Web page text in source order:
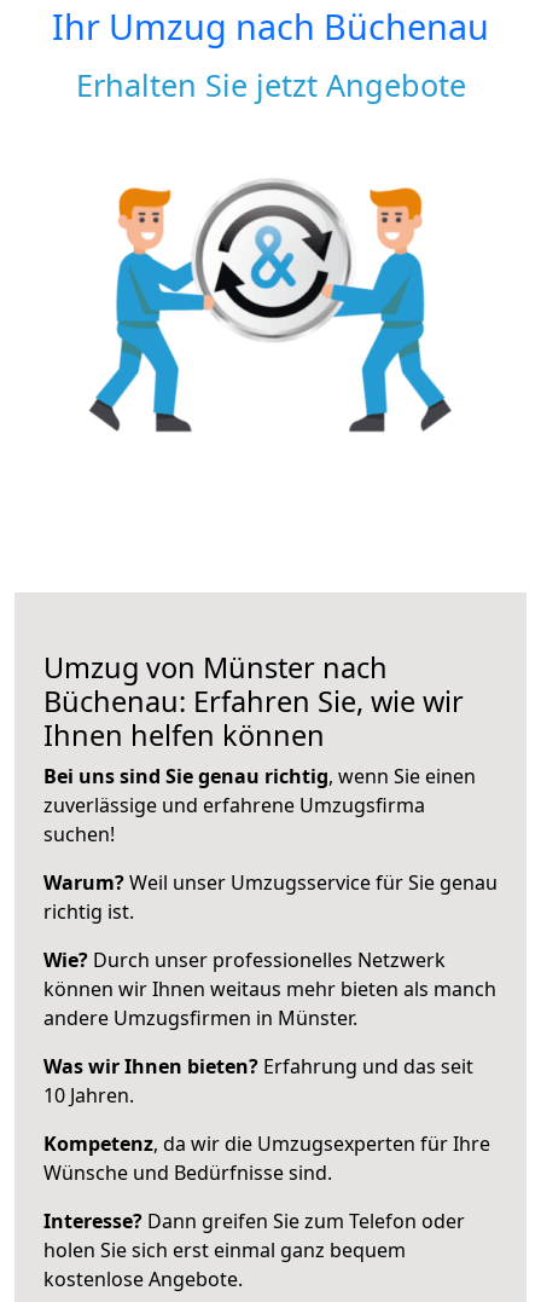
Ihr Umzug nach Büchenau
Erhalten Sie jetzt Angebote
Umzug von Münster nach
Büchenau: Erfahren Sie, wie wir
Ihnen helfen können
Bei uns sind Sie genau richtig, wenn Sie einen
zuverlässige und erfahrene Umzugsfirma
suchen!
Warum?Weil unser Umzugsservice für Sie genau
richtig ist.
Wie? Durch unser professionelles Netzwerk
können wir Ihnen weitaus mehr bieten als manch
andere Umzugsfirmen in Münster.
Was wir Ihnen bieten? Erfahrung und das seit
10 Jahren.
Kompetenz, da wir die Umzugsexperten für Ihre
Wünsche und Bedürfnisse sind.
Interesse? Dann greifen Sie zum Telefon oder
holen Sie sich erst einmal ganz bequem
kostenlose Angebote.